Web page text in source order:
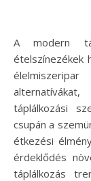
A modern táplálkozás világában a mesterséges
ételszínezékek
táplálkozási
csupán a
étkezési
érdeklődés
táplálkozás